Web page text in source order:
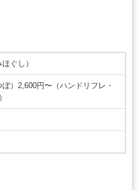
ぐし）
）2,600円〜（ハンドリフレ・